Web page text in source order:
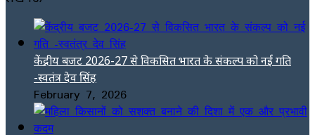
केंद्रीय बजट 2026-27 से विकसित भारत के संकल्प को नई गति
-स्वतंत्र देव सिंह
February 7, 2026